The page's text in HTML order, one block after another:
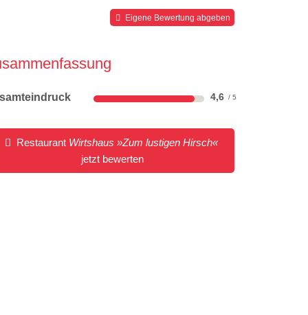
Eigene Bewertung abgeben
4,6
Restaurant Wirtshaus »Zum lustigen Hirsch«
jetzt bewerten